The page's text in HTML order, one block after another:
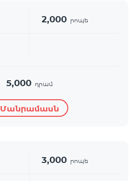
2,000 րոպե
5,000 դրամ
Մանրամասն
3,000 րոպե